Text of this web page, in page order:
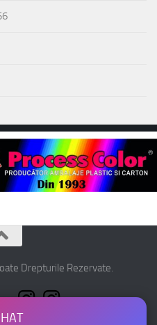
Drepturile Rezervate.